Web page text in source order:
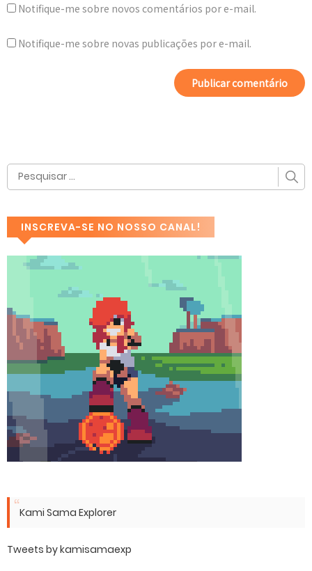
Notifique-me sobre novos comentários por e-mail.
Notifique-me sobre novas publicações por e-mail.
INSCREVA-SE NO NOSSO CANAL!
Kami Sama Explorer
Tweets by kamisamaexp